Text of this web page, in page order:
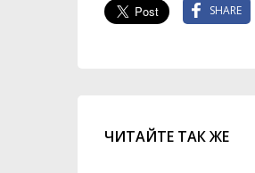
SHARE
ЧИТАЙТЕ ТАК ЖЕ